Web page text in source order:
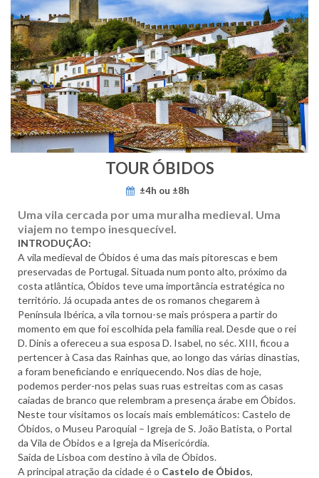
TOUR ÓBIDOS
±4h ou ±8h
Uma vila cercada por uma muralha medieval. Uma
viajem no tempo inesquecível.
INTRODUÇÃO:
A vila medieval de Óbidos é uma das mais pitorescas e bem
preservadas de Portugal. Situada num ponto alto, próximo da
costa atlântica, Óbidos teve uma importância estratégica no
território. Já ocupada antes de os romanos chegarem à
Península Ibérica, a vila tornou-se mais próspera a partir do
momento em que foi escolhida pela família real. Desde que o rei
D. Dinis a ofereceu a sua esposa D. Isabel, no séc. XIII, ficou a
pertencer à Casa das Rainhas que, ao longo das várias dinastias,
a foram beneficiando e enriquecendo. Nos dias de hoje,
podemos perder-nos pelas suas ruas estreitas com as casas
caiadas de branco que relembram a presença árabe em Óbidos.
Neste tour visitamos os locais mais emblemáticos: Castelo de
Óbidos, o Museu Paroquial – Igreja de S. João Batista, o Portal
da Vila de Óbidos e a Igreja da Misericórdia.
Saída de Lisboa com destino à vila de Óbidos.
A principal atração da cidade é o Castelo de Óbidos,